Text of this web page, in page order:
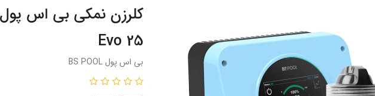
Evo 25
بی اس پول BS POOL